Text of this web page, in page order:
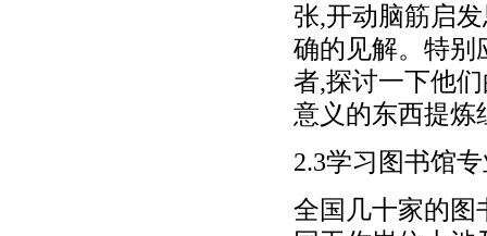
张,开动脑筋启
确的见解。特别
者,探讨一下他
意义的东西提炼
2.3学习图书馆
全国几十家的图